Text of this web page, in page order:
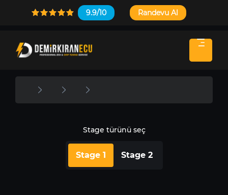
9.9/10 Randevu Al
Stage türünü seç
Stage 1 Stage 2